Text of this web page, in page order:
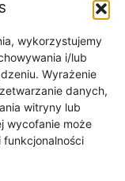
wykorzystujemy
i/lub
Wyrażenie
danych,
witryny lub
wycofanie może
funkcjonalności
/ produkcja video /
graficzne